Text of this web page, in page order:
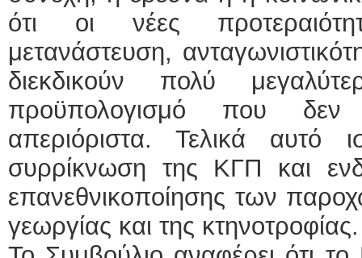
ότι οι νέες
μετανάστευση,
διεκδικούν πολύ
προϋπολογισμό που δεν
απεριόριστα. Τελικά αυτό
συρρίκνωση της ΚΓΠ και
επανεθνικοποίησης των
γεωργίας και της κτηνοτροφίας.